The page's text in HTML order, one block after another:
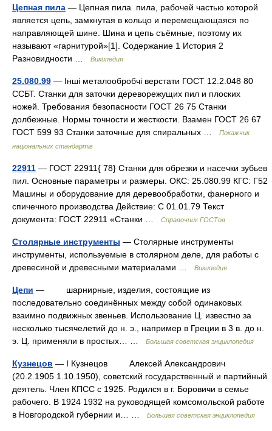
Цепная пила — Цепная пила пила, рабочей частью которой
является цепь, замкнутая в кольцо и перемещающаяся по
направляющей шине. Шина и цепь съёмные, поэтому их
называют «гарнитурой»[1]. Содержание 1 История 2
Разновидности …
Википедия
25.080.99 — Інші металообробчі верстати ГОСТ 12.2.048 80
ССБТ. Станки для заточки дереворежущих пил и плоских
ножей. Требования безопасности ГОСТ 26 75 Станки
долбежные. Нормы точности и жесткости. Взамен ГОСТ 26 67
ГОСТ 599 93 Станки заточные для спиральных …
Покажчик
національних стандартів
22911 — ГОСТ 22911{ 78} Станки для обрезки и насечки зубьев
пил. Основные параметры и размеры. ОКС: 25.080.99 КГС: Г52
Машины и оборудование для деревообработки, фанерного и
спичечного производства Действие: С 01.01.79 Текст
документа: ГОСТ 22911 «Станки …
Справочник ГОСТов
Столярные инструменты — Столярные инструменты
инструменты, используемые в столярном деле, для работы с
древесиной и древесными материалами …
Википедия
Цепи — шарнирные, изделия, состоящие из
последовательно соединённых между собой одинаковых
взаимно подвижных звеньев. Использование Ц. известно за
несколько тысячелетий до н. э., например в Греции в 3 в. до н.
э. Ц. применяли в простых… …
Большая советская энциклопедия
Кузнецов — I Кузнецов Алексей Александрович
(20.2.1905 1.10.1950), советский государственный и партийный
деятель. Член КПСС с 1925. Родился в г. Боровичи в семье
рабочего. В 1924 1932 на руководящей комсомольской работе
в Новгородской губернии и… …
Большая советская энциклопедия